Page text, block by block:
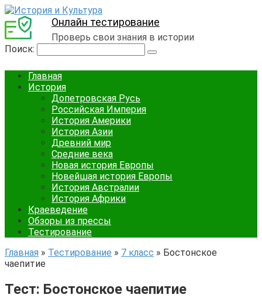
Онлайн тестирование
Проверь свои знания в истории
Поиск:
Главная
История
Допетровская Русь
Российская Империя
История Америки
История Азии
Древний мир
Средние века
Новая история Европы
Новейшая история Европы
История Австралии
История Африки
Краеведение
Обзоры из прессы
Тестирование
Главная » Тестирование » 7 класс » Бостонское
чаепитие
Тест: Бостонское чаепитие